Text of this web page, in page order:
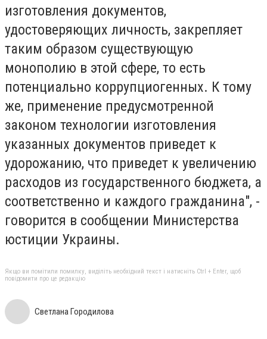
изготовления документов,
удостоверяющих личность, закрепляет
таким образом существующую
монополию в этой сфере, то есть
потенциально коррупциогенных. К тому
же, применение предусмотренной
законом технологии изготовления
указанных документов приведет к
удорожанию, что приведет к увеличению
расходов из государственного бюджета, а
соответственно и каждого гражданина", -
говорится в сообщении Министерства
юстиции Украины.
Якщо ви помітили помилку, виділіть необхідний текст і натисніть Ctrl + Enter, щоб
повідомити про це редакцію
Светлана Городилова